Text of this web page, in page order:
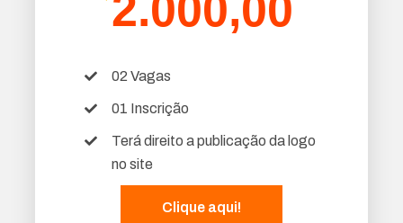
02 Vagas
01 Inscrição
Terá direito a publicação da logo
no site
Clique aqui!